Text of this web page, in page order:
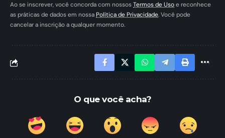
Ao se inscrever, você concorda com nossosTermos de Usoe reconhece
as práticas de dados em nossaPolítica de Privacidade. Você pode
cancelar a inscrição a qualquer momento.
O que você acha?